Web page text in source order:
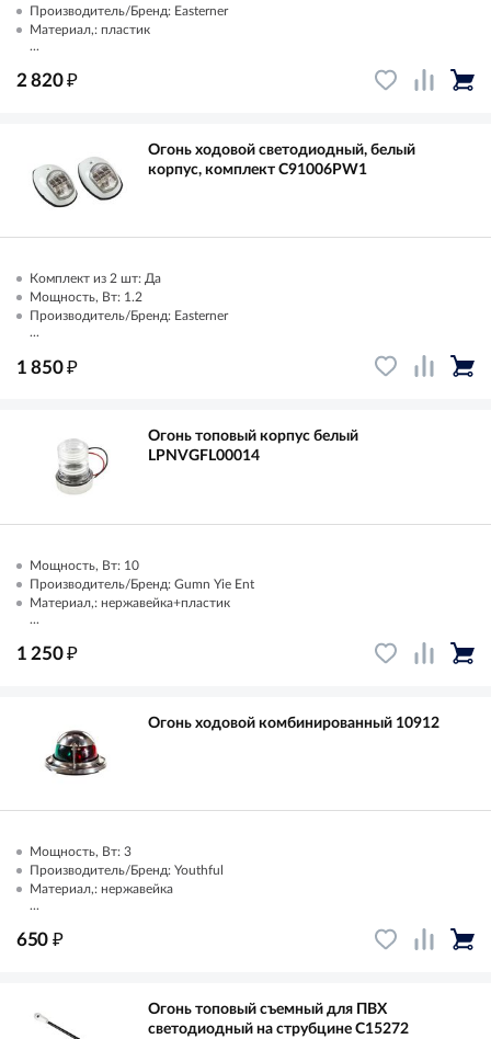
Производитель/Бренд: Easterner
Материал,: пластик
...
2 820₽
Огонь ходовой светодиодный, белый
корпус, комплект C91006PW1
Комплект из 2 шт: Да
Мощность, Вт: 1.2
Производитель/Бренд: Easterner
...
1 850₽
Огонь топовый корпус белый
LPNVGFL00014
Мощность, Вт: 10
Производитель/Бренд: Gumn Yie Ent
Материал,: нержавейка+пластик
...
1 250₽
Огонь ходовой комбинированный 10912
Мощность, Вт: 3
Производитель/Бренд: Youthful
Материал,: нержавейка
...
650 ₽
Огонь топовый съемный для ПВХ
светодиодный на струбцине C15272